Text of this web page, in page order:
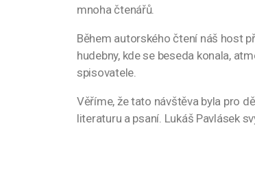
mnoha čtenářů.
Během autorského čtení náš host
hudebny, kde se beseda konala,
spisovatele.
Věříme, že tato návštěva byla pro
literaturu a psaní. Lukáš Pavlásek